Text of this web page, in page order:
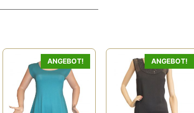
ANGEBOT!
Produkt
weist
mehrere
Varianten
ANGEBOT!